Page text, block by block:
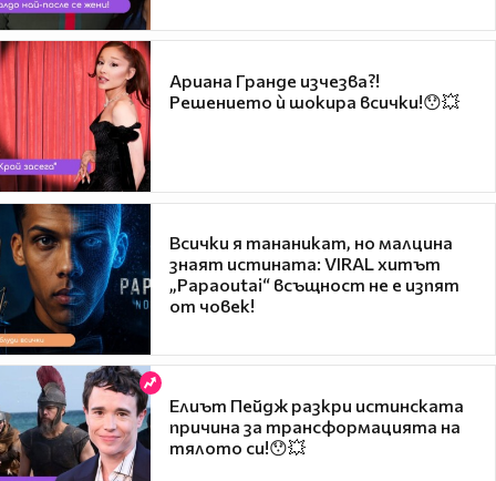
Ариана Гранде изчезва?!
Решението ѝ шокира всички!😯💥
Всички я тананикат, но малцина
знаят истината: VIRAL хитът
„Papaoutai“ всъщност не е изпят
от човек!
Елиът Пейдж разкри истинската
причина за трансформацията на
тялото си!😯💥